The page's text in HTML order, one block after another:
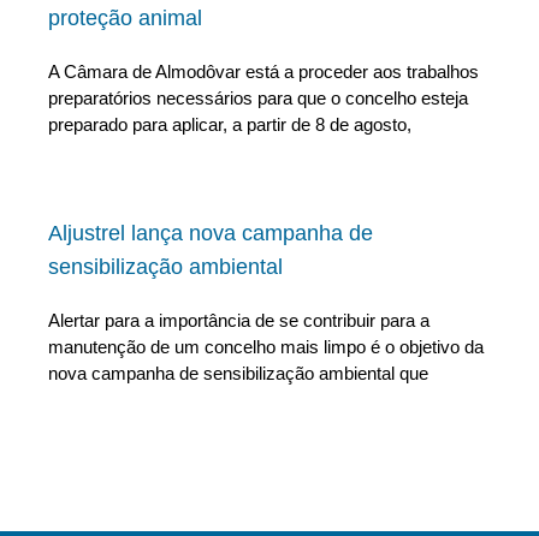
proteção animal
A Câmara de Almodôvar está a proceder aos trabalhos
preparatórios necessários para que o concelho esteja
preparado para aplicar, a partir de 8 de agosto,
Aljustrel lança nova campanha de
sensibilização ambiental
Alertar para a importância de se contribuir para a
manutenção de um concelho mais limpo é o objetivo da
nova campanha de sensibilização ambiental que